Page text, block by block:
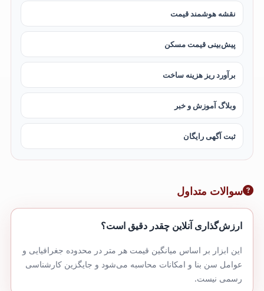
نقشه هوشمند قیمت
پیش‌بینی قیمت مسکن
برآورد ریز هزینه ساخت
وبلاگ آموزش و خبر
ثبت آگهی رایگان
سوالات متداول
ارزش‌گذاری آنلاین چقدر دقیق است؟
این ابزار بر اساس میانگین قیمت هر متر در محدوده جغرافیایی و
عوامل سن بنا و امکانات محاسبه می‌شود و جایگزین کارشناسی
رسمی نیست.